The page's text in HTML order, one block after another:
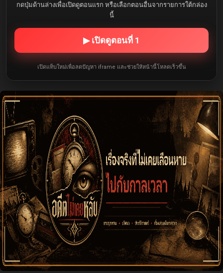
กดปุ่มด้านล่างเพื่อเปิดดูตอนแรก หรือเลือกตอนอื่นจากรายการใต้กล่อง
นี้
▶ เปิดดูตอนที่ 1
เปิดแท็บใหม่เพื่อลดปัญหา iframe และช่วยให้หน้านี้โหลดเร็วขึ้น